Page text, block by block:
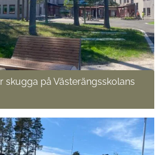
skugga på Västerängsskolans